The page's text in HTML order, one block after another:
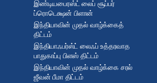
இண்டியபைரஸ்ட் லைப் சூப்பர்
ப்ரொடெக்ஷன் பிளான்
இந்தியாவின் முதல் வாழ்க்கைத்
திட்டம்
இந்தியாஃபர்ஸ்ட் லைஃப் உத்தரவாத
பாதுகாப்பு பிளஸ் திட்டம்
இந்தியாவின் முதல் வாழ்க்கை சரல்
ஜீவன் பீமா திட்டம்